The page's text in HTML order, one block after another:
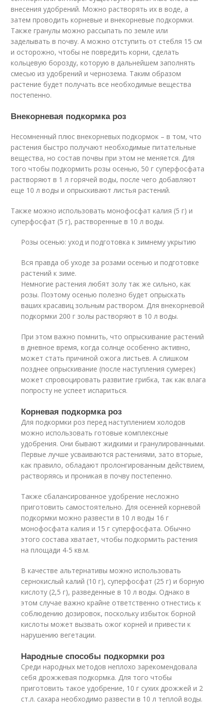
внесения удобрений. Можно растворять их в воде, а
затем проводить корневые и внекорневые подкормки.
Также гранулы можно рассыпать по земле или
заделывать в почву. А можно отступить от стебля 15 см
и осторожно, чтобы не повредить корни, сделать
кольцевую борозду, которую в дальнейшем заполнять
смесью из удобрений и чернозема. Таким образом
растение будет получать все необходимые вещества
постепенно.
Внекорневая подкормка роз
Несомненный плюс внекорневых подкормок – в том, что
растения быстро получают необходимые питательные
вещества, но состав почвы при этом не меняется. Для
того чтобы подкормить розы осенью, 50 г суперфосфата
растворяют в 1 л горячей воды, после чего добавляют
еще 10 л воды и опрыскивают листья растений.
Также можно использовать монофосфат калия (5 г) и
суперфосфат (5 г), растворенные в 10 л воды.
Розы осенью: уход и подготовка к зимнему укрытию
Вся правда об уходе за розами осенью и подготовке
растений к зиме.
Немногие растения любят золу так же сильно, как
розы. Поэтому осенью полезно будет опрыскать
ваших красавиц зольным раствором. Для внекорневой
подкормки 200 г золы растворяют в 10 л воды.
При этом важно помнить, что опрыскивание растений
в дневное время, когда солнце особенно активно,
может стать причиной ожога листьев. А слишком
позднее опрыскивание (после наступления сумерек)
может спровоцировать развитие грибка, так как влага
попросту не успеет испариться.
Корневая подкормка роз
Для подкормки роз перед наступлением холодов
можно использовать готовые комплексные
удобрения. Они бывают жидкими и гранулированными.
Первые лучше усваиваются растениями, зато вторые,
как правило, обладают пролонгированным действием,
растворяясь и проникая в почву постепенно.
Также сбалансированное удобрение несложно
приготовить самостоятельно. Для осенней корневой
подкормки можно развести в 10 л воды 16 г
монофосфата калия и 15 г суперфосфата. Обычно
этого состава хватает, чтобы подкормить растения
на площади 4-5 кв.м.
В качестве альтернативы можно использовать
сернокислый калий (10 г), суперфосфат (25 г) и борную
кислоту (2,5 г), разведенные в 10 л воды. Однако в
этом случае важно крайне ответственно отнестись к
соблюдению дозировок, поскольку избыток борной
кислоты может вызвать ожог корней и привести к
нарушению вегетации.
Народные способы подкормки роз
Среди народных методов неплохо зарекомендовала
себя дрожжевая подкормка. Для того чтобы
приготовить такое удобрение, 10 г сухих дрожжей и 2
ст.л. сахара необходимо развести в 10 л теплой воды.